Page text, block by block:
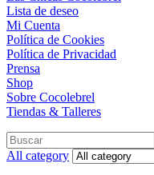
Lista de deseo
Mi Cuenta
Política de Cookies
Política de Privacidad
Prensa
Shop
Sobre Cocolebrel
Tiendas & Talleres
All category